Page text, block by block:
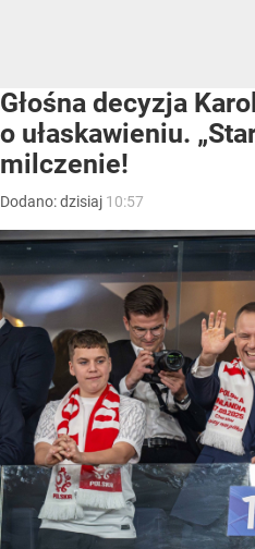
Głośna decyzja
o ułaskawieniu.
milczenie!
Dodano:dzisiaj 10:57